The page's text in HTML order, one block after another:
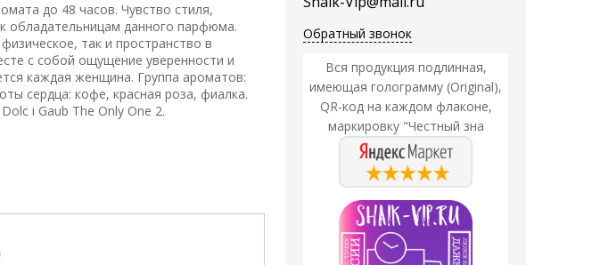
Обратный звонок
Вся продукция подлинная,
имеющая голограмму (Original),
QR-код на каждом флаконе,
маркировку "Честный зна
до 48 часов. Чувство стиля,
обладательницам данного парфюма.
так и пространство в
с собой ощущение уверенности и
каждая женщина. Группа ароматов:
сердца: кофе, красная роза, фиалка.
i Gaub The Only One 2.